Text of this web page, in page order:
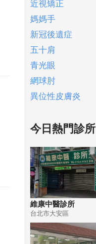
近視矯正
媽媽手
新冠後遺症
五十肩
青光眼
網球肘
異位性皮膚炎
今日熱門診所
維康中醫診所
台北市大安區